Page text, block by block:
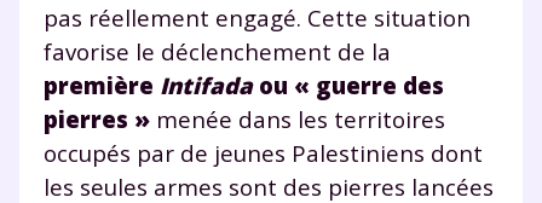
pas réellement engagé. Cette situation
favorise le déclenchement de la
première Intifada ou « guerre des
pierres » menée dans les territoires
occupés par de jeunes Palestiniens dont
les seules armes sont des pierres lancées